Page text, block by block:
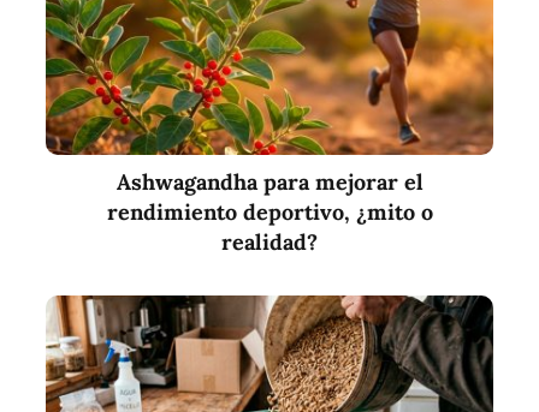
Ashwagandha para mejorar el
rendimiento deportivo, ¿mito o
realidad?